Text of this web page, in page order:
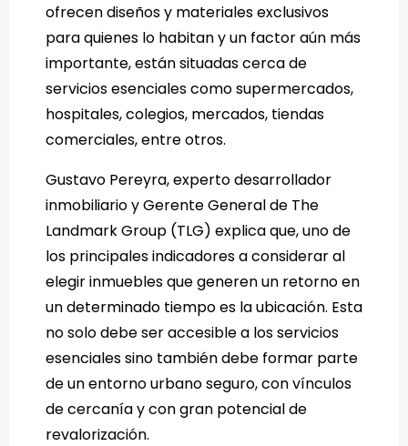
ofrecen diseños y materiales exclusivos
para quienes lo habitan y un factor aún más
importante, están situadas cerca de
servicios esenciales como supermercados,
hospitales, colegios, mercados, tiendas
comerciales, entre otros.
Gustavo Pereyra, experto desarrollador
inmobiliario y Gerente General de The
Landmark Group (TLG) explica que, uno de
los principales indicadores a considerar al
elegir inmuebles que generen un retorno en
un determinado tiempo es la ubicación. Esta
no solo debe ser accesible a los servicios
esenciales sino también debe formar parte
de un entorno urbano seguro, con vínculos
de cercanía y con gran potencial de
revalorización.